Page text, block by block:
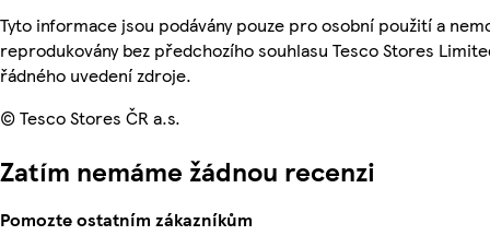
Tyto informace jsou podávány pouze pro osobní použití a
reprodukovány bez předchozího souhlasu Tesco Stores
řádného uvedení zdroje.
© Tesco Stores ČR a.s.
Zatím nemáme žádnou recenzi
Pomozte ostatním zákazníkům